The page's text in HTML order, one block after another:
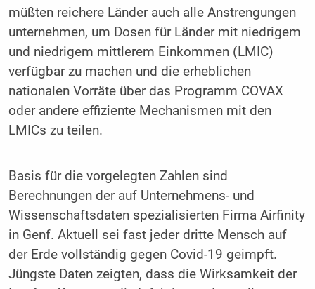
müßten reichere Länder auch alle Anstrengungen
unternehmen, um Dosen für Länder mit niedrigem
und niedrigem mittlerem Einkommen (LMIC)
verfügbar zu machen und die erheblichen
nationalen Vorräte über das Programm COVAX
oder andere effiziente Mechanismen mit den
LMICs zu teilen.
Basis für die vorgelegten Zahlen sind
Berechnungen der auf Unternehmens- und
Wissenschaftsdaten spezialisierten Firma Airfinity
in Genf. Aktuell sei fast jeder dritte Mensch auf
der Erde vollständig gegen Covid-19 geimpft.
Jüngste Daten zeigten, dass die Wirksamkeit der